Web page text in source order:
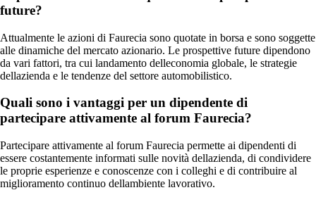
future?
Attualmente le azioni di Faurecia sono quotate in borsa e sono soggette
alle dinamiche del mercato azionario. Le prospettive future dipendono
da vari fattori, tra cui landamento delleconomia globale, le strategie
dellazienda e le tendenze del settore automobilistico.
Quali sono i vantaggi per un dipendente di
partecipare attivamente al forum Faurecia?
Partecipare attivamente al forum Faurecia permette ai dipendenti di
essere costantemente informati sulle novità dellazienda, di condividere
le proprie esperienze e conoscenze con i colleghi e di contribuire al
miglioramento continuo dellambiente lavorativo.